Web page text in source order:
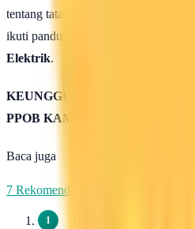
tentang tata cara isi saldo deposit
ikuti panduan yang terdapat di
Elektrik.
KEUNGGULAN &
PPOB KAMI
Baca juga
7 Rekomendasi Pengirim WhatsApp